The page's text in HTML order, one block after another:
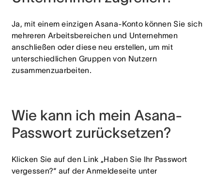
Ja, mit einem einzigen Asana-Konto können Sie sich
mehreren Arbeitsbereichen und Unternehmen
anschließen oder diese neu erstellen, um mit
unterschiedlichen Gruppen von Nutzern
zusammenzuarbeiten.
Wie kann ich mein Asana-
Passwort zurücksetzen?
Klicken Sie auf den Link „Haben Sie Ihr Passwort
vergessen?“ auf der Anmeldeseite unter